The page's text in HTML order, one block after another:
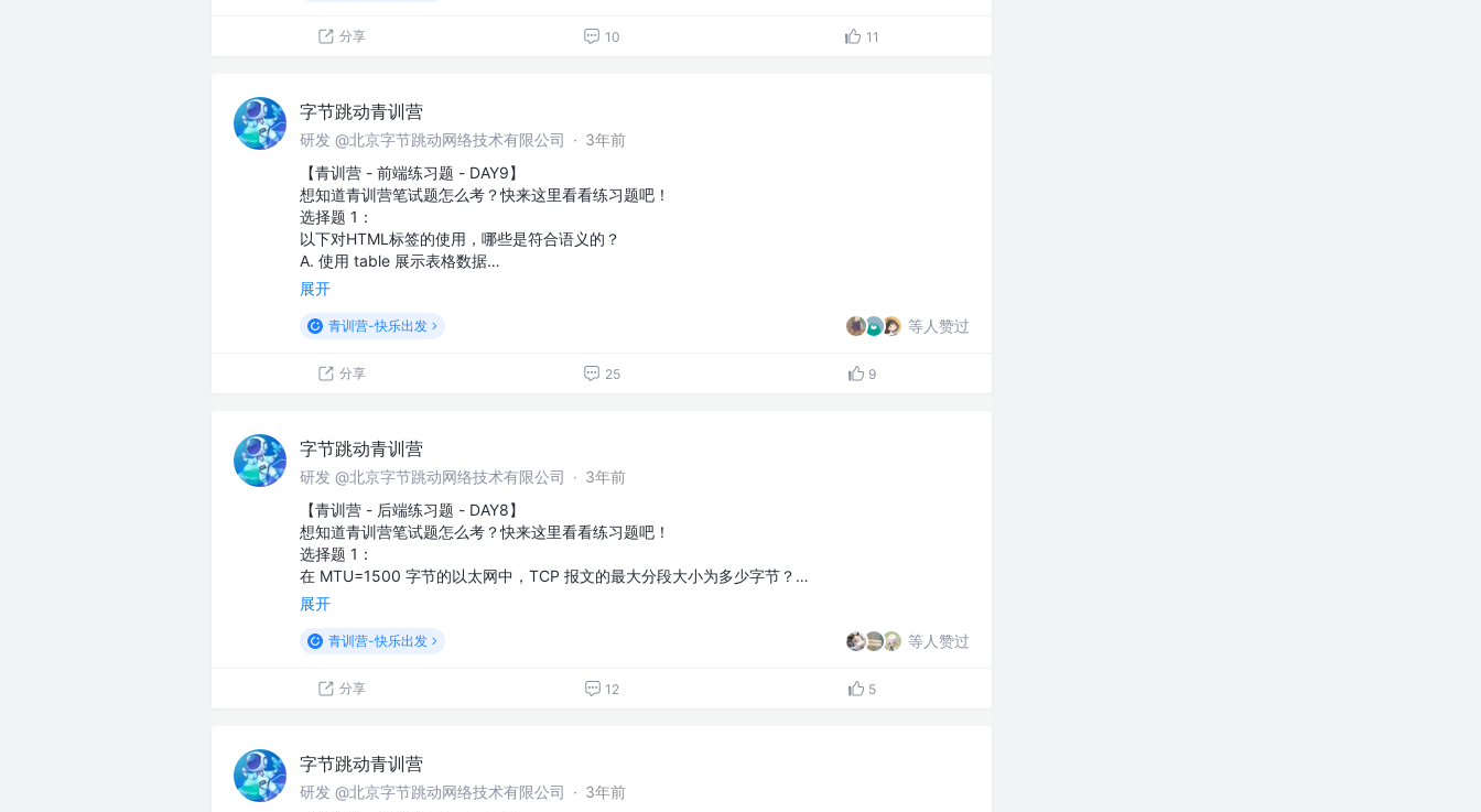
分享 10 11
字节跳动青训营
研发 @北京字节跳动网络技术有限公司 · 3年前
【青训营 - 前端练习题 - DAY9】
想知道青训营笔试题怎么考？快来这里看看练习题吧！
选择题 1：
以下对HTML标签的使用，哪些是符合语义的？
A. 使用 table 展示表格数据…
展开
青训营-快乐出发 等人赞过
分享 25 9
字节跳动青训营
研发 @北京字节跳动网络技术有限公司 · 3年前
【青训营 - 后端练习题 - DAY8】
想知道青训营笔试题怎么考？快来这里看看练习题吧！
选择题 1：
在 MTU=1500 字节的以太网中，TCP 报文的最大分段大小为多少字节？…
展开
青训营-快乐出发 等人赞过
分享 12 5
字节跳动青训营
研发 @北京字节跳动网络技术有限公司 · 3年前